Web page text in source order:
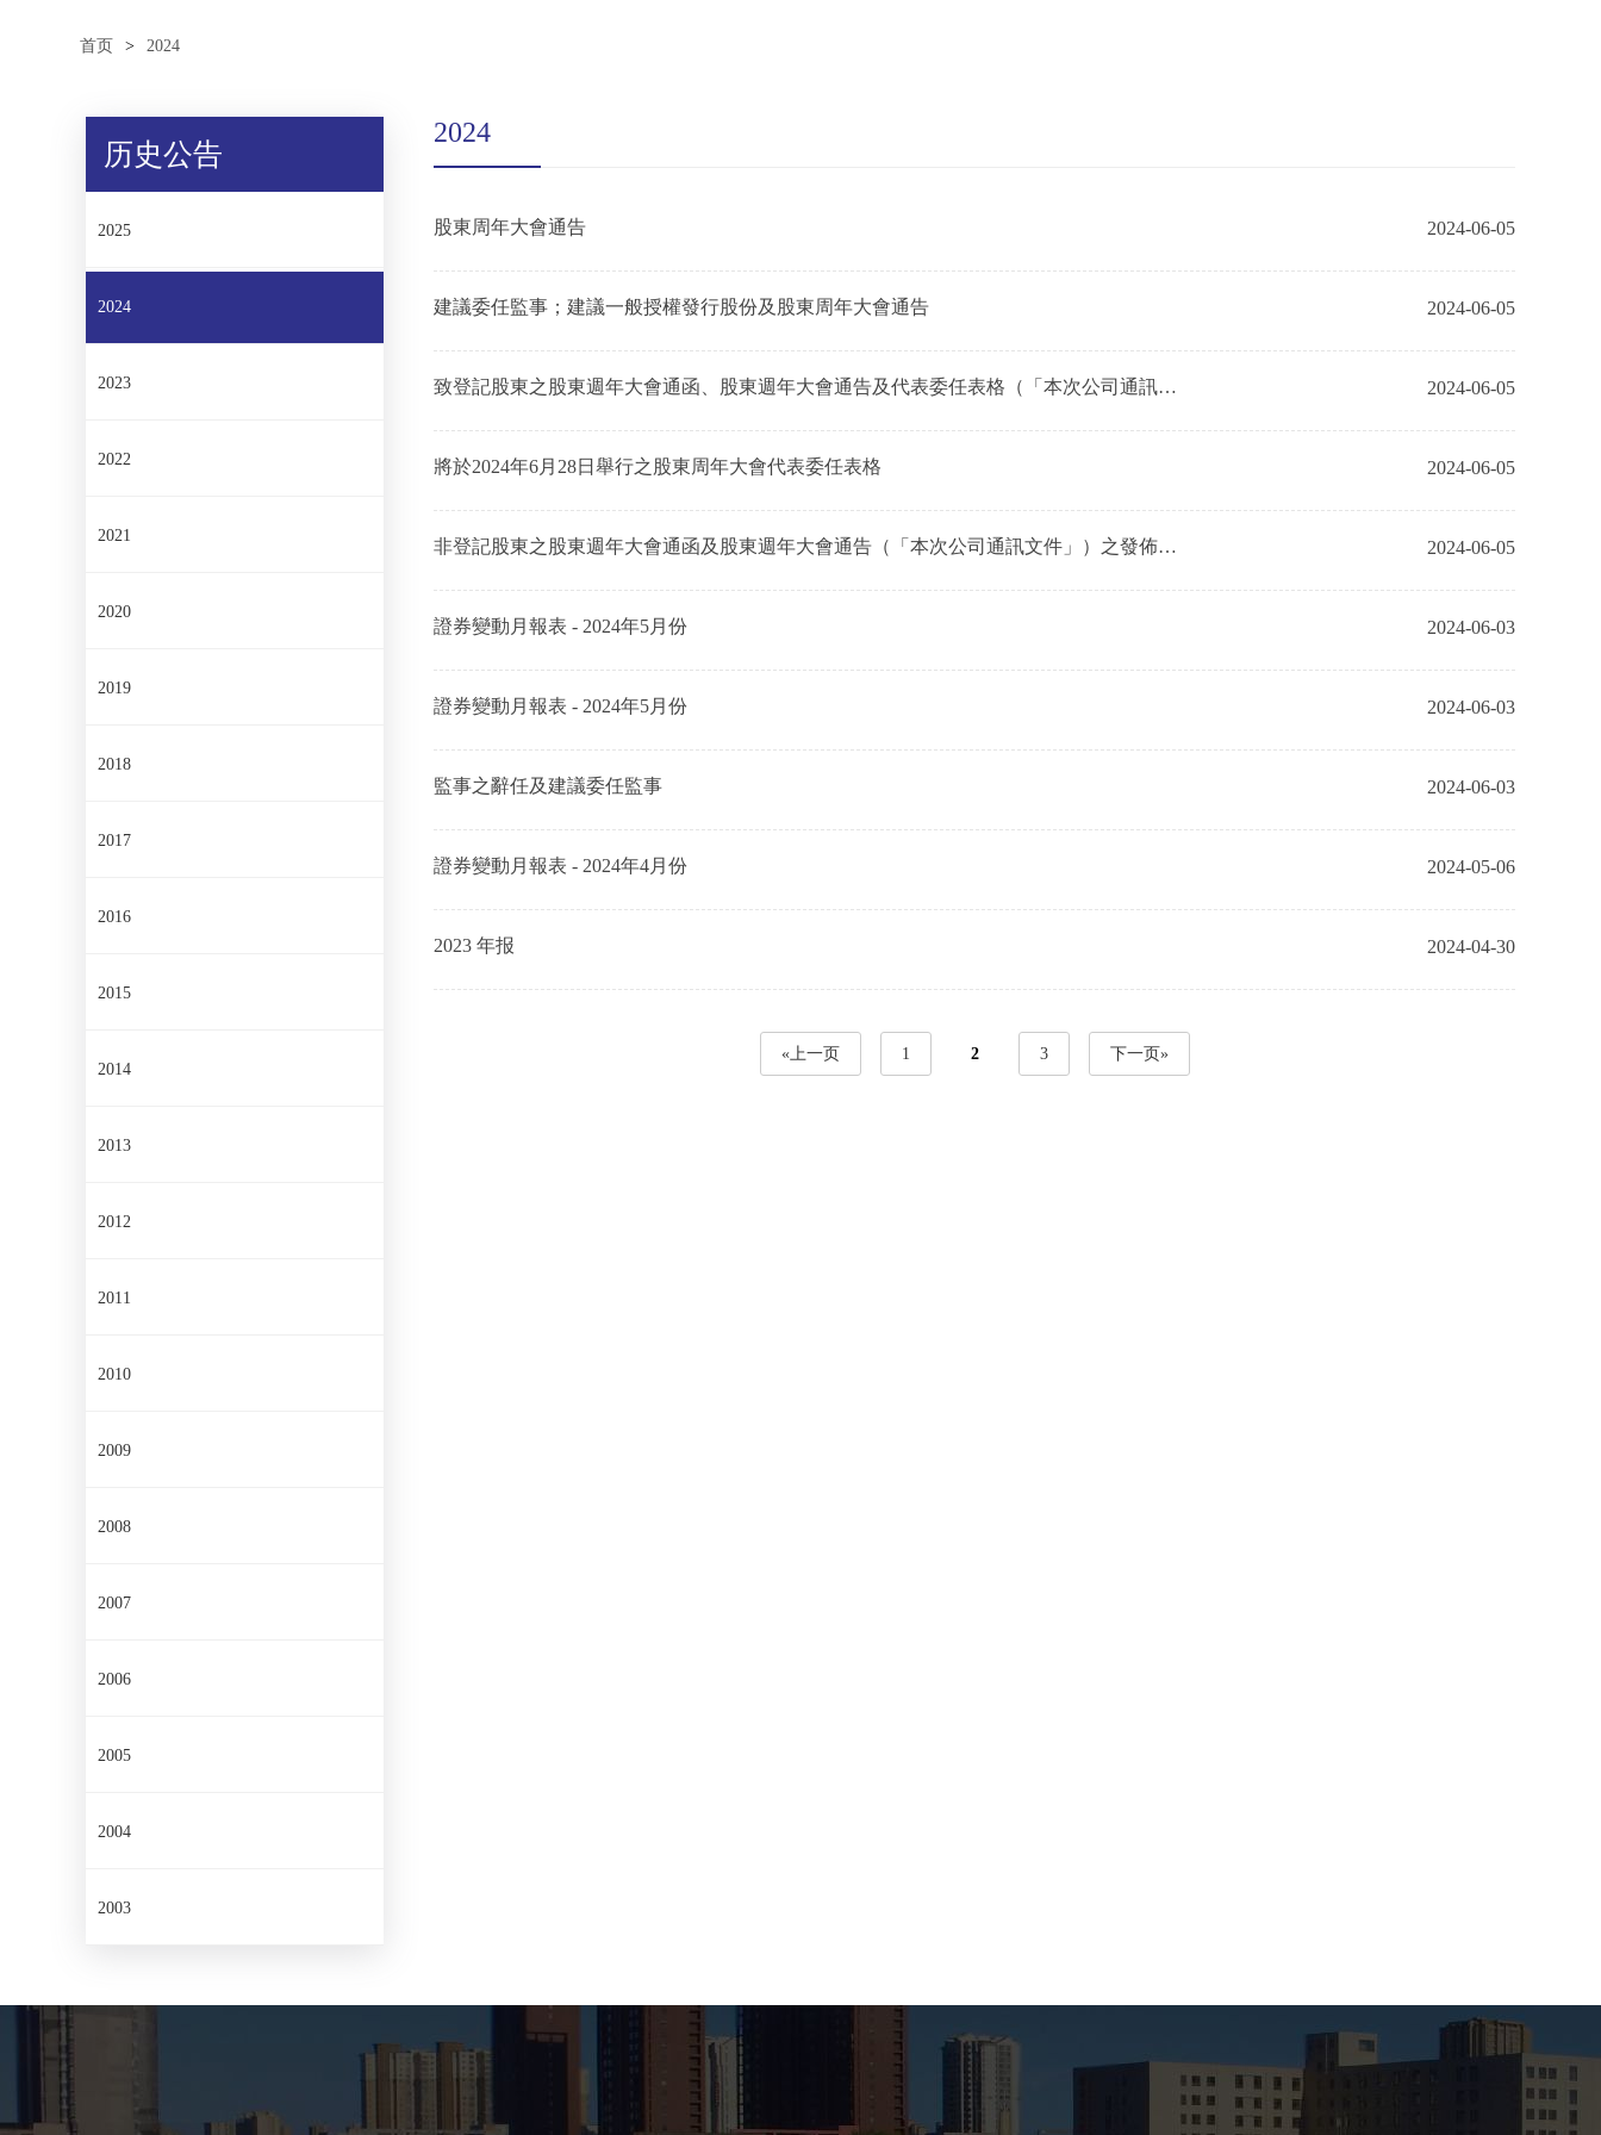
首页 > 2024
历史公告
2025
2024
2023
2022
2021
2020
2019
2018
2017
2016
2015
2014
2013
2012
2011
2010
2009
2008
2007
2006
2005
2004
2003
2024
股東周年大會通告 2024-06-05
建議委任監事；建議一般授權發行股份及股東周年大會通告 2024-06-05
致登記股東之股東週年大會通函、股東週年大會通告及代表委任表格（「本次公司通訊文
2024-06-05
將於2024年6月28日舉行之股東周年大會代表委任表格 2024-06-05
非登記股東之股東週年大會通函及股東週年大會通告（「本次公司通訊文件」）之發佈通
2024-06-05
證券變動月報表 - 2024年5月份 2024-06-03
證券變動月報表 - 2024年5月份 2024-06-03
監事之辭任及建議委任監事 2024-06-03
證券變動月報表 - 2024年4月份 2024-05-06
2023 年报 2024-04-30
«上一页 1 2 3 下一页»